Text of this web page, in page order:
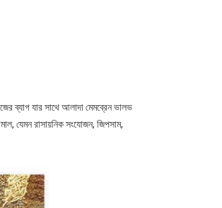
ব্যাগ যার সাথে আলাদা মেমব্রেন ভালভ
যেমন রাসায়নিক সংযোজন, জিপসাম,